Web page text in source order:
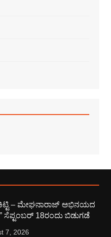
ಕಿಟ್ಟಿ – ಮೇಘನಾರಾಜ್ ಅಭಿನಯದ
ಸೆಪ್ಟಂಬರ್ 18ರಂದು ಬಿಡುಗಡೆ
7, 2026